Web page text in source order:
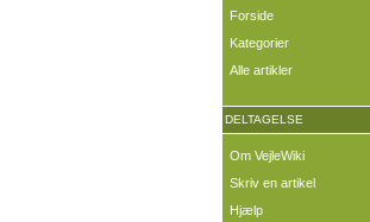
Forside
Kategorier
Alle artikler
DELTAGELSE
Om VejleWiki
Skriv en artikel
Hjælp